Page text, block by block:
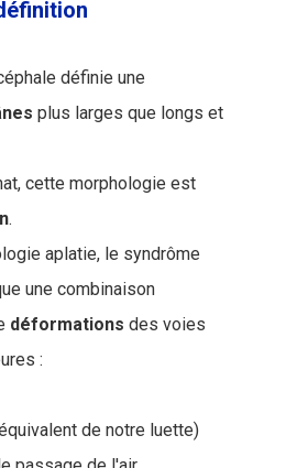
définie une
plus larges que longs et
cette morphologie est
.
aplatie, le syndrôme
une combinaison
déformations des voies
:
de notre luette)